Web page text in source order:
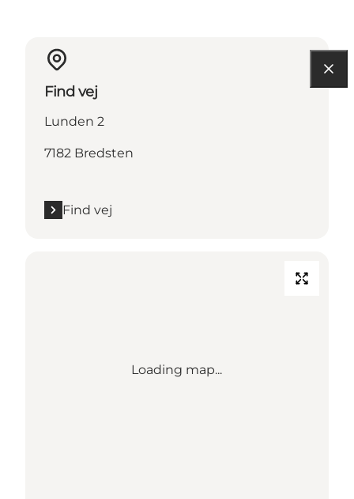
Find vej
Lunden 2
7182 Bredsten
Find vej
Loading map...